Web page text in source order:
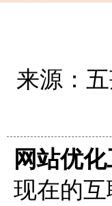
来源：
网站优
现在的